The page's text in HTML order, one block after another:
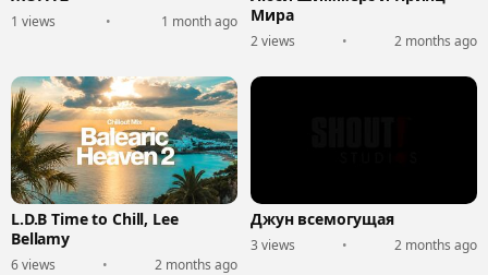
1 views • 1 month ago
Мира
2 views • 2 months ago
L.D.B Time to Chill, Lee
Bellamy
6 views • 2 months ago
Джун всемогущая
3 views • 2 months ago